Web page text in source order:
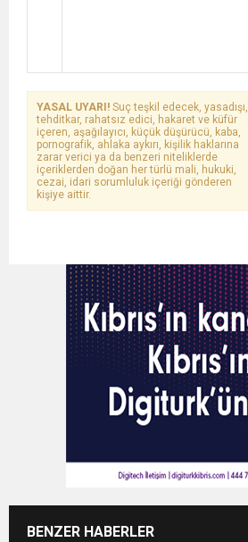
YASAL UYARI! Suç teşkil edecek, yasadışı,
tehditkar, rahatsız edici, hakaret ve küfür
içeren, aşağılayıcı, küçük düşürücü, kaba,
pornografik, ahlaka aykırı, kişilik haklarına
zarar verici ya da benzeri niteliklerde
içeriklerden doğan her türlü mali, hukuki,
cezai, idari sorumluluk içeriği gönderen
kişiye aittir.
BENZER HABERLER